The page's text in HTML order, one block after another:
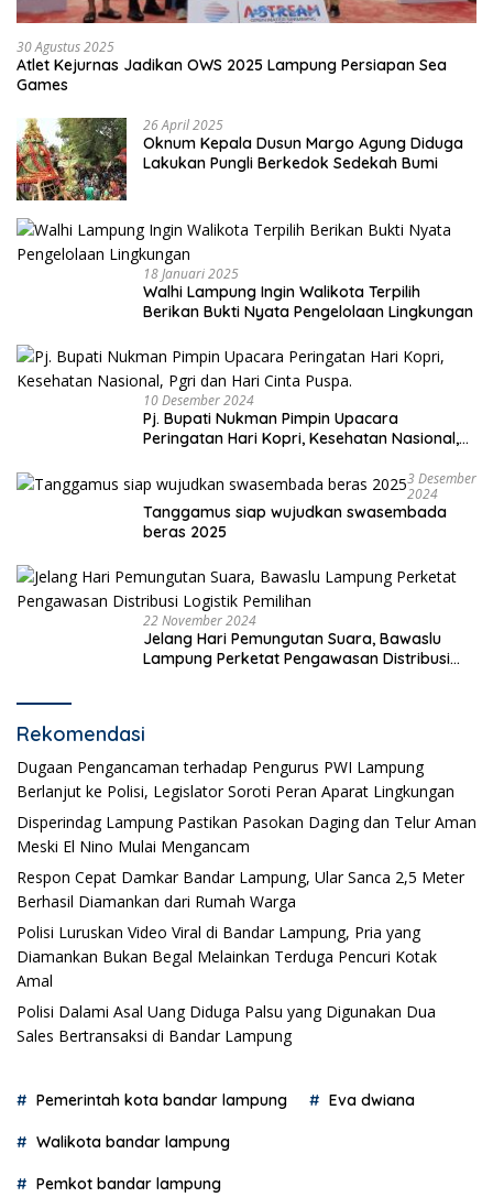
30 Agustus 2025
Atlet Kejurnas Jadikan OWS 2025 Lampung Persiapan Sea
Games
26 April 2025
Oknum Kepala Dusun Margo Agung Diduga
Lakukan Pungli Berkedok Sedekah Bumi
18 Januari 2025
Walhi Lampung Ingin Walikota Terpilih
Berikan Bukti Nyata Pengelolaan Lingkungan
10 Desember 2024
Pj. Bupati Nukman Pimpin Upacara
Peringatan Hari Kopri, Kesehatan Nasional,
3 Desember
2024
Tanggamus siap wujudkan swasembada
beras 2025
22 November 2024
Jelang Hari Pemungutan Suara, Bawaslu
Lampung Perketat Pengawasan Distribusi
Rekomendasi
Dugaan Pengancaman terhadap Pengurus PWI Lampung
Berlanjut ke Polisi, Legislator Soroti Peran Aparat Lingkungan
Disperindag Lampung Pastikan Pasokan Daging dan Telur Aman
Meski El Nino Mulai Mengancam
Respon Cepat Damkar Bandar Lampung, Ular Sanca 2,5 Meter
Berhasil Diamankan dari Rumah Warga
Polisi Luruskan Video Viral di Bandar Lampung, Pria yang
Diamankan Bukan Begal Melainkan Terduga Pencuri Kotak
Amal
Polisi Dalami Asal Uang Diduga Palsu yang Digunakan Dua
Sales Bertransaksi di Bandar Lampung
Pemerintah kota bandar lampung Eva dwiana
Walikota bandar lampung
Pemkot bandar lampung